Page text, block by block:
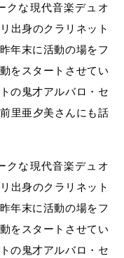
クな現代音楽デュオ
出身のクラリネット
年末に活動の場をフ
をスタートさせてい
の鬼才アルバロ・セ
里亜夕美さんにも話
クな現代音楽デュオ
出身のクラリネット
年末に活動の場をフ
をスタートさせてい
の鬼才アルバロ・セ